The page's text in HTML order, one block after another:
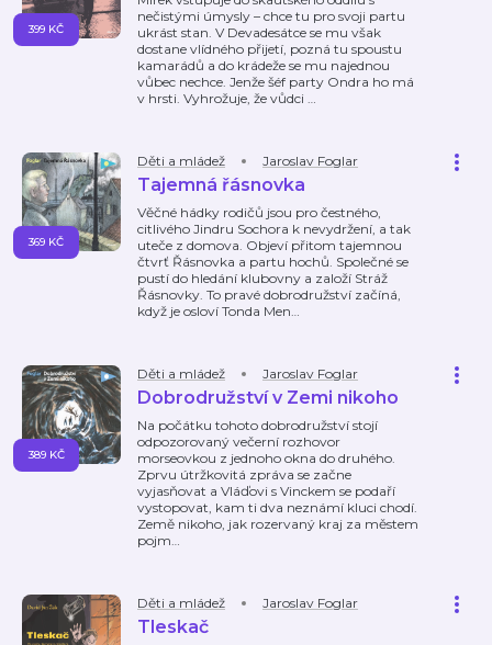
nečistými úmysly – chce tu pro svoji partu
ukrást stan. V Devadesátce se mu však
dostane vlídného přijetí, pozná tu spoustu
kamarádů a do krádeže se mu najednou
vůbec nechce. Jenže šéf party Ondra ho má
v hrsti. Vyhrožuje, že vůdci …
399 KČ
Děti a mládež Jaroslav Foglar
Tajemná řásnovka
Věčné hádky rodičů jsou pro čestného,
citlivého Jindru Sochora k nevydržení, a tak
uteče z domova. Objeví přitom tajemnou
čtvrť Řásnovka a partu hochů. Společné se
pustí do hledání klubovny a založí Stráž
Řásnovky. To pravé dobrodružství začíná,
když je osloví Tonda Men…
369 KČ
Děti a mládež Jaroslav Foglar
Dobrodružství v Zemi nikoho
Na počátku tohoto dobrodružství stojí
odpozorovaný večerní rozhovor
morseovkou z jednoho okna do druhého.
Zprvu útržkovitá zpráva se začne
vyjasňovat a Vláďovi s Vinckem se podaří
vystopovat, kam ti dva neznámí kluci chodí.
Země nikoho, jak rozervaný kraj za městem
pojm…
389 KČ
Děti a mládež Jaroslav Foglar
Tleskač